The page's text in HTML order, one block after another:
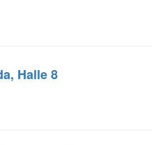
Halle 8